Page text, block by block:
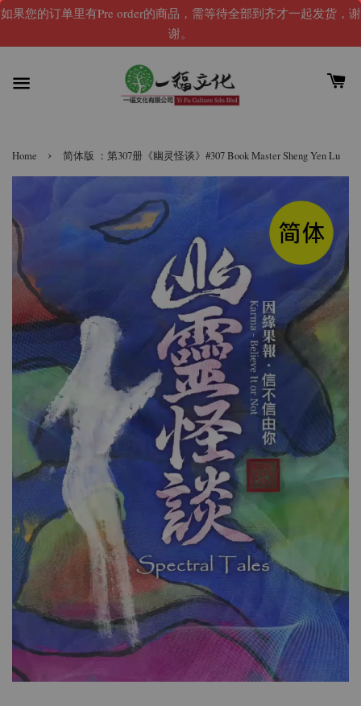
如果您的订单里有Pre order的商品，需等待全部到齐才一起发货，谢
谢。
Home › 简体版 ：第307册《幽灵怪谈》#307 Book Master Sheng Yen Lu